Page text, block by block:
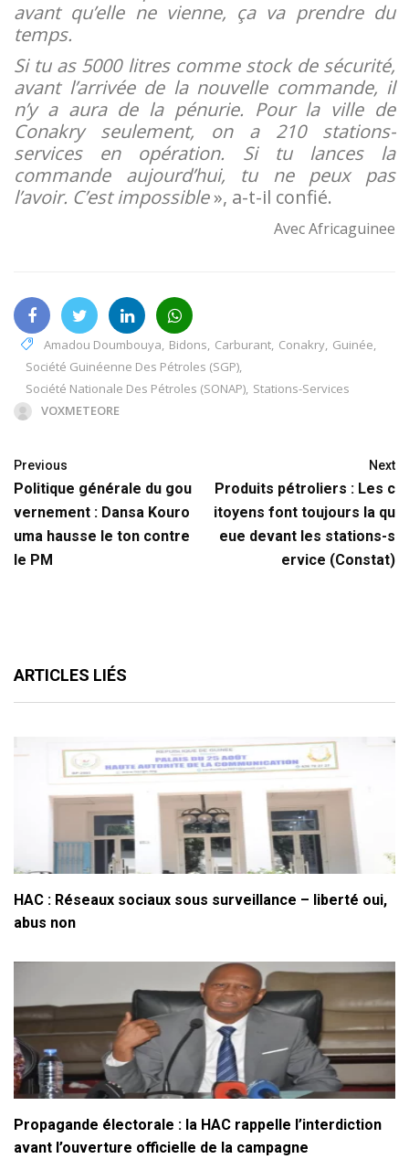
avant qu’elle ne vienne, ça va prendre du
temps.
Si tu as 5000 litres comme stock de sécurité,
avant l’arrivée de la nouvelle commande, il
n’y a aura de la pénurie. Pour la ville de
Conakry seulement, on a 210 stations-
services en opération. Si tu lances la
commande aujourd’hui, tu ne peux pas
l’avoir. C’est impossible», a-t-il confié.
Avec Africaguinee
Amadou Doumbouya, Bidons, Carburant, Conakry, Guinée,
Société Guinéenne Des Pétroles (SGP),
Société Nationale Des Pétroles (SONAP), Stations-Services
VOXMETEORE
Previous
Politique générale du gou
vernement : Dansa Kouro
uma hausse le ton contre
le PM
Next
Produits pétroliers : Les c
itoyens font toujours la qu
eue devant les stations-s
ervice (Constat)
ARTICLES LIÉS
HAC : Réseaux sociaux sous surveillance – liberté oui,
abus non
Propagande électorale : la HAC rappelle l’interdiction
avant l’ouverture officielle de la campagne